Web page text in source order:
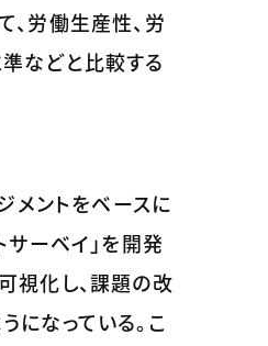
、労働生産性、労
などと比較する
メントをベースに
サーベイ」を開発
視化し、課題の改
になっている。こ